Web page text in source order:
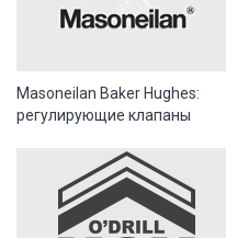
Masoneilan Baker Hughes:
регулирующие клапаны